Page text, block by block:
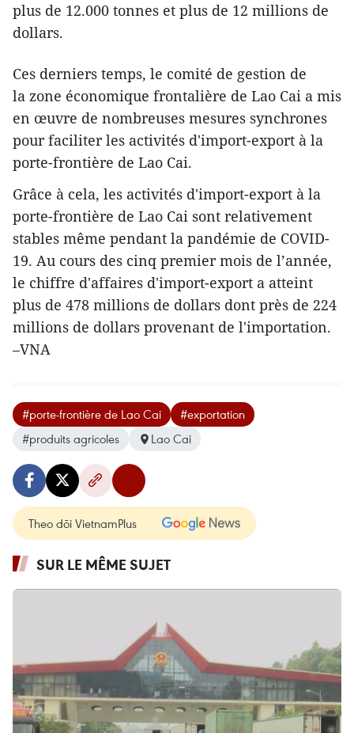
plus de 12.000 tonnes et plus de 12 millions de
dollars.
Ces derniers temps, le comité de gestion de
la zone économique frontalière de Lao Cai a mis
en œuvre de nombreuses mesures synchrones
pour faciliter les activités d'import-export à la
porte-frontière de Lao Cai.
Grâce à cela, les activités d'import-export à la
porte-frontière de Lao Cai sont relativement
stables même pendant la pandémie de COVID-
19. Au cours des cinq premier mois de l’année,
le chiffre d'affaires d'import-export a atteint
plus de 478 millions de dollars dont près de 224
millions de dollars provenant de l'importation.
–VNA
#porte-frontière de Lao Cai
#exportation
#produits agricoles
Lao Cai
Theo dõi VietnamPlus
SUR LE MÊME SUJET